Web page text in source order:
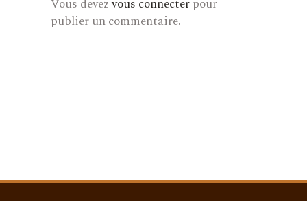
Vous devezvous connecterpour
publier un commentaire.